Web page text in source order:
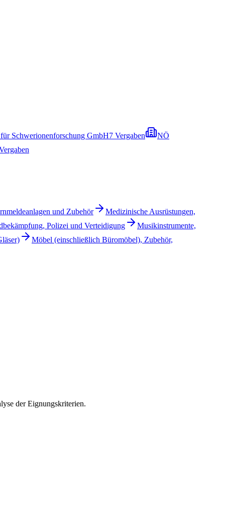
Schwerionenforschung GmbH7 Vergaben
NÖ
und Zubehör
Medizinische Ausrüstungen,
Polizei und Verteidigung
Musikinstrumente,
Möbel (einschließlich Büromöbel), Zubehör,
der Eignungskriterien.